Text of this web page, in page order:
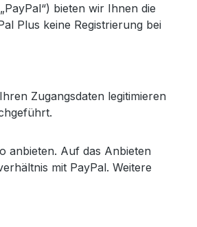
bieten wir Ihnen die
Plus keine Registrierung bei
Zugangsdaten legitimieren
anbieten. Auf das Anbieten
mit PayPal. Weitere